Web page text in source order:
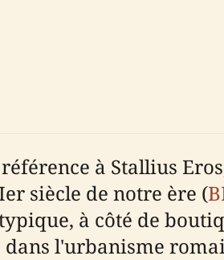
à Stallius
siècle de notre ère (
à côté de
l'urbanisme